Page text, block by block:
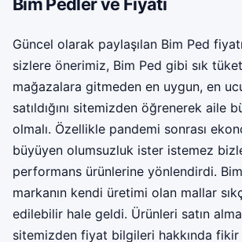
Güncel olarak paylaşılan Bim Ped
sizlere önerimiz, Bim Ped gibi sık
mağazalara gitmeden en uygun, en
satıldığını sitemizden öğrenerek aile
olmalı. Özellikle pandemi sonrası
büyüyen olumsuzluk ister istemez
performans ürünlerine yönlendirdi.
markanın kendi üretimi olan mallar
edilebilir hale geldi. Ürünleri satın
sitemizden fiyat bilgileri hakkında